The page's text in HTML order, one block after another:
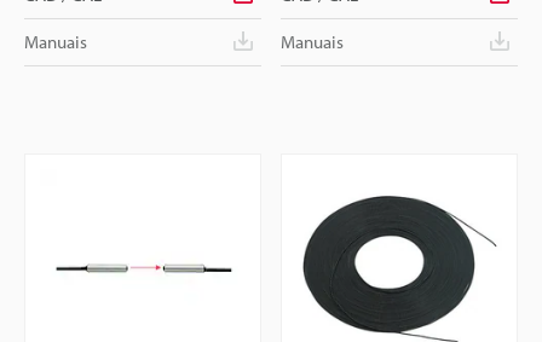
Manuais Manuais